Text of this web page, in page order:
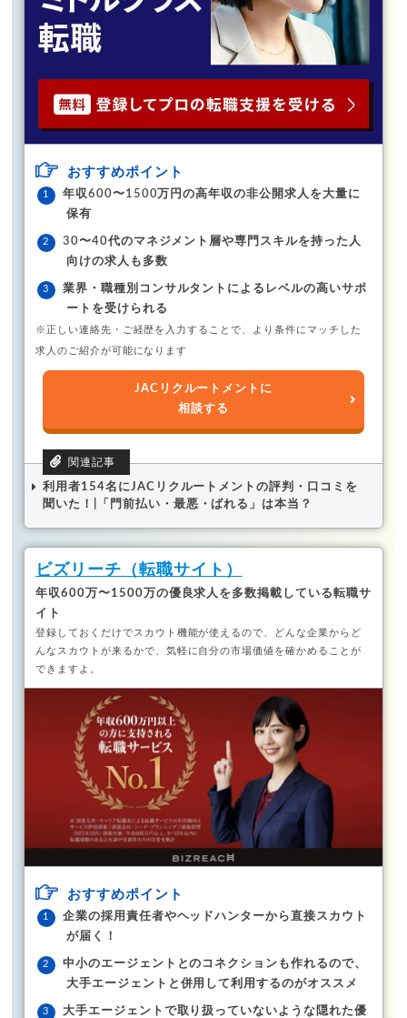
おすすめポイント
年収600〜1500万円の高年収の非公開求人を大量に
保有
30〜40代のマネジメント層や専門スキルを持った人
向けの求人も多数
業界・職種別コンサルタントによるレベルの高いサポ
ートを受けられる
※正しい連絡先・ご経歴を入力することで、より条件にマッチした
求人のご紹介が可能になります
JACリクルートメントに
相談する
利用者154名にJACリクルートメントの評判・口コミを
聞いた！|「門前払い・最悪・ばれる」は本当？
ビズリーチ（転職サイト）
年収600万〜1500万の優良求人を多数掲載している転職サ
イト
登録しておくだけでスカウト機能が使えるので、どんな企業からど
んなスカウトが来るかで、気軽に自分の市場価値を確かめることが
できますよ。
おすすめポイント
企業の採用責任者やヘッドハンターから直接スカウト
が届く！
中小のエージェントとのコネクションも作れるので、
大手エージェントと併用して利用するのがオススメ
大手エージェントで取り扱っていないような隠れた優